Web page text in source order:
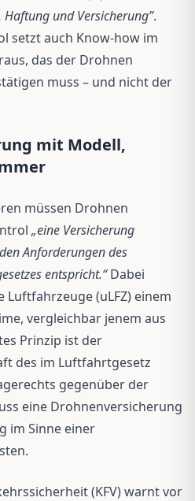
und Versicherung”.
setzt auch Know-how im
das der Drohnen
muss – und nicht der
mit Modell,
müssen Drohnen
„eine Versicherung
Anforderungen des
entspricht.“Dabei
(uLFZ) einem
vergleichbar jenem aus
Prinzip ist der
des im Luftfahrtgesetz
gegenüber der
eine Drohnenversicherung
im Sinne einer
(KFV) warnt vor